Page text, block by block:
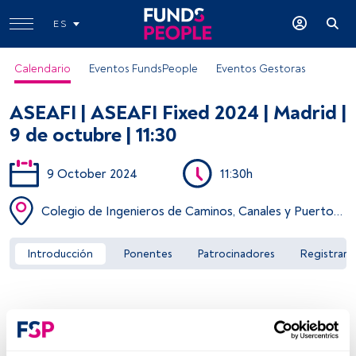
ES
Calendario Eventos FundsPeople Eventos Gestoras
ASEAFI | ASEAFI Fixed 2024 | Madrid |
9 de octubre | 11:30
9 October 2024 11:30h
Colegio de Ingenieros de Caminos, Canales y Puertos, calle Almagro, 42, Madrid
Introducción Ponentes Patrocinadores